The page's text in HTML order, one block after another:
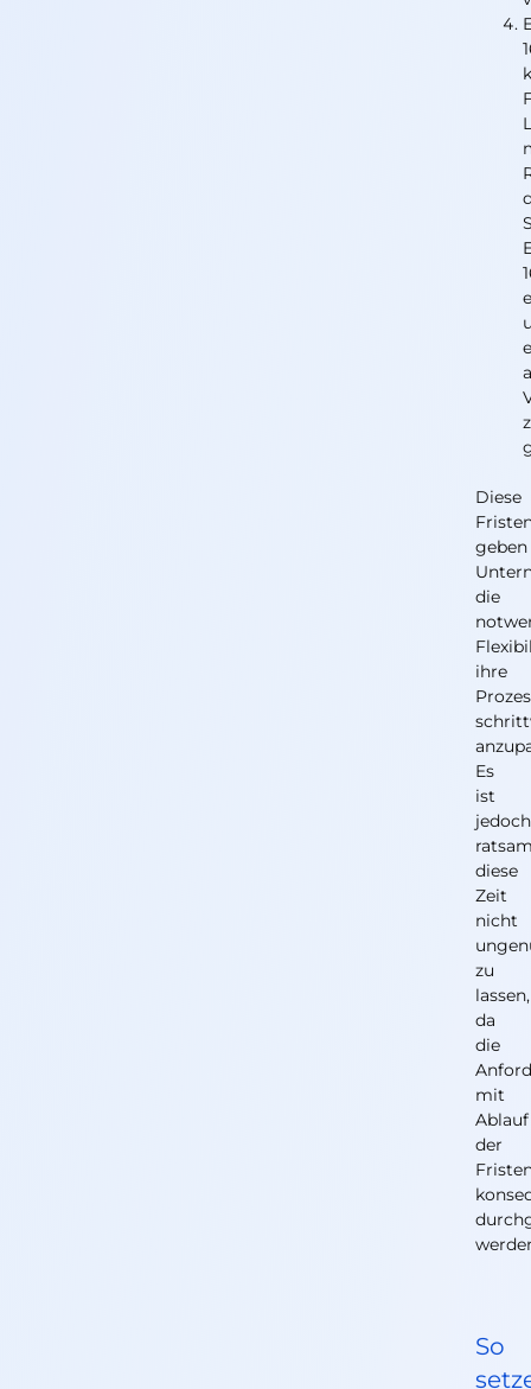
Diese
geben
die
ihre
Es
ist
jedoch
diese
Zeit
nicht
zu
lassen,
da
die
mit
Ablauf
der
So